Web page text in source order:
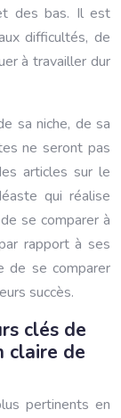
des bas. Il est
difficultés, de
à travailler dur
sa niche, de sa
ne seront pas
articles sur le
qui réalise
se comparer à
rapport à ses
de se comparer
succès.
clés de
claire de
pertinents en